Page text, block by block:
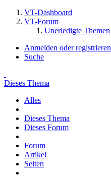
VT-Dashboard
VT-Forum
Unerledigte Themen
Anmelden oder registrieren
Suche
Dieses Thema
Alles
Dieses Thema
Dieses Forum
Forum
Artikel
Seiten